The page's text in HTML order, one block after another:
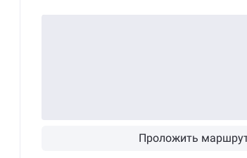
Проложить